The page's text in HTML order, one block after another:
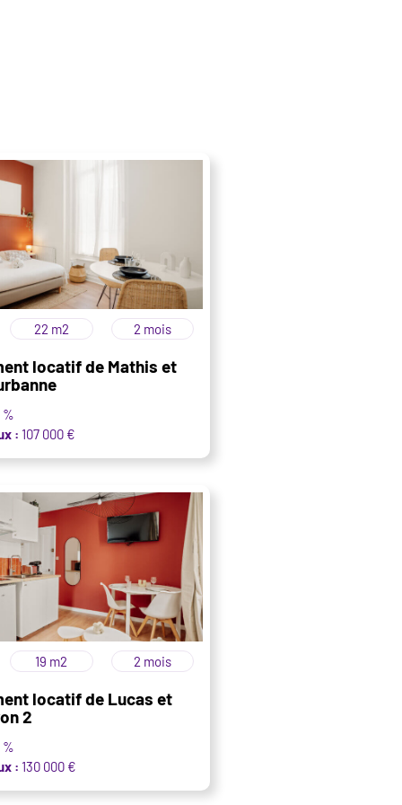
22 m2 2 mois
locatif de Mathis et
: 107 000 €
19 m2 2 mois
locatif de Lucas et
2
: 130 000 €